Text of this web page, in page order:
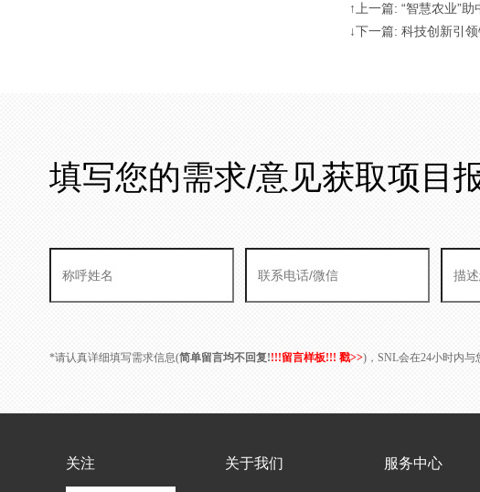
↑上一篇: “智慧农业”
↓下一篇: 科技创新引
填写您的需求/意见获取项目报
*请认真详细填写需求信息(简单留言均不回复!!!!留言样板!!! 戳>>)，SNL会在24小时内与
关注 关于我们 服务中心